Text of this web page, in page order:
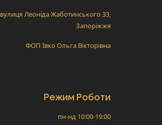
вулиця Леоніда Жаботинського 33,
Запоріжжя
ФОП Івко Ольга Вікторівна
Режим Роботи
пн-нд 10:00-19:00